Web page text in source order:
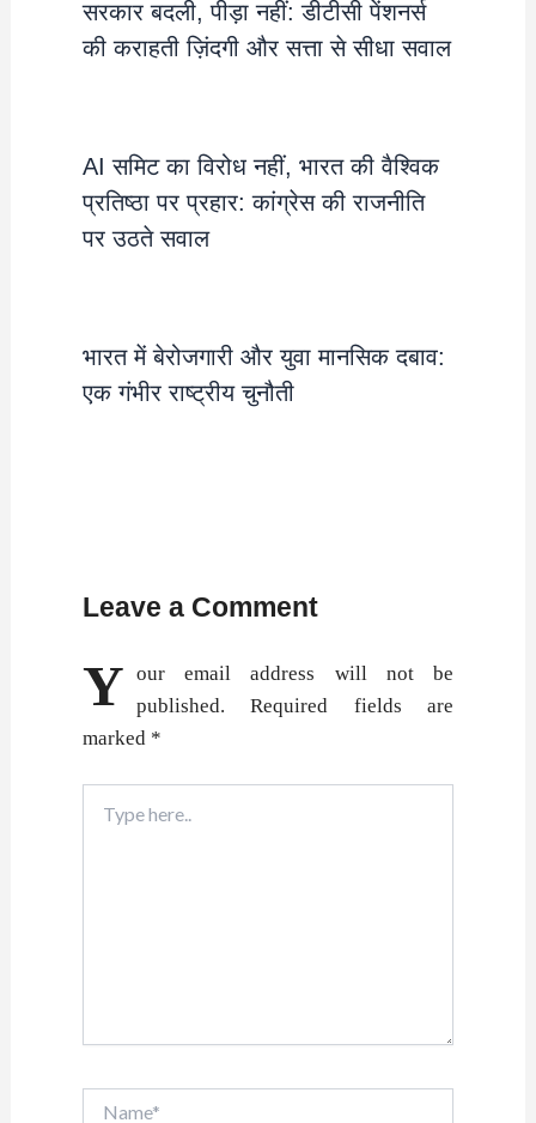
सरकार बदली, पीड़ा नहीं: डीटीसी पेंशनर्स
की कराहती ज़िंदगी और सत्ता से सीधा सवाल
AI समिट का विरोध नहीं, भारत की वैश्विक
प्रतिष्ठा पर प्रहार: कांग्रेस की राजनीति
पर उठते सवाल
भारत में बेरोजगारी और युवा मानसिक दबाव:
एक गंभीर राष्ट्रीय चुनौती
Leave a Comment
Y our email address will not be
published.
Required fields are
marked *
here..